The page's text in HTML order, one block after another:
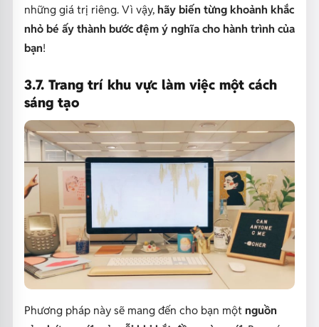
những giá trị riêng. Vì vậy, hãy biến từng khoảnh khắc
nhỏ bé ấy thành bước đệm ý nghĩa cho hành trình của
bạn!
3.7. Trang trí khu vực làm việc một cách
sáng tạo
Phương pháp này sẽ mang đến cho bạn một nguồn